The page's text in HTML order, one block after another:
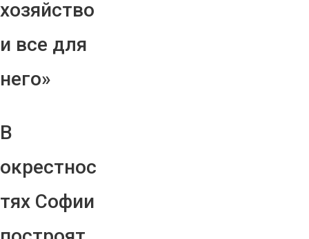
хозяйство
и все для
него»
В
окрестнос
тях Софии